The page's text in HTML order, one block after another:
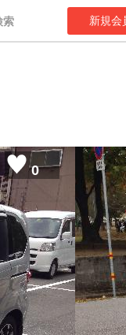
索 新規会
0